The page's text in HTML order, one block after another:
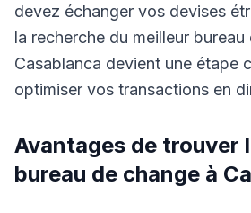
devez échanger vos devises
la recherche du meilleur bureau
Casablanca devient une étape
optimiser vos transactions en
Avantages de trouver
bureau de change à